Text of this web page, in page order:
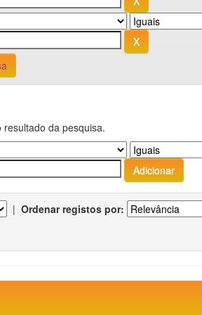
da pesquisa.
| Ordenar registos por: